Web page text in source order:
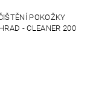
POKOŽKY
- CLEANER 200